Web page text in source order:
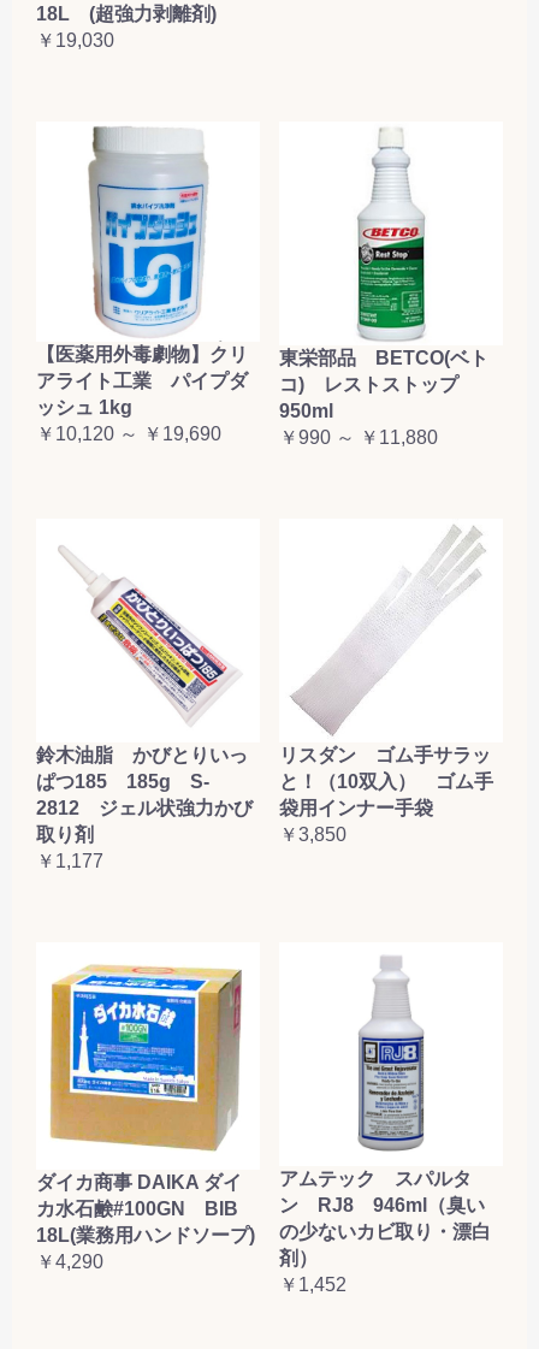
18L (超強力剥離剤)
￥19,030
【医薬用外毒劇物】クリ
アライト工業 パイプダ
ッシュ 1kg
￥10,120 ～ ￥19,690
東栄部品 BETCO(ベト
コ) レストストップ
950ml
￥990 ～ ￥11,880
鈴木油脂 かびとりいっ
ぱつ185 185g S-
2812 ジェル状強力かび
取り剤
￥1,177
リスダン ゴム手サラッ
と！（10双入） ゴム手
袋用インナー手袋
￥3,850
ダイカ商事 DAIKA ダイ
カ水石鹸#100GN BIB
18L(業務用ハンドソープ)
￥4,290
アムテック スパルタ
ン RJ8 946ml（臭い
の少ないカビ取り・漂白
剤）
￥1,452